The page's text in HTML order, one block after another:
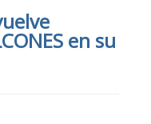
en su